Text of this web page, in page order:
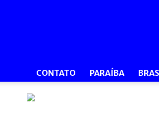
CONTATO PARAÍBA